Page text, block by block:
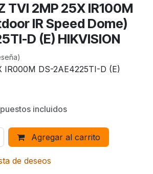
TVI 2MP 25X IR100M
IR Speed Dome)
D (E) HIKVISION
IR000M DS-2AE4225TI-D (E)
incluidos
Agregar al carrito
de deseos